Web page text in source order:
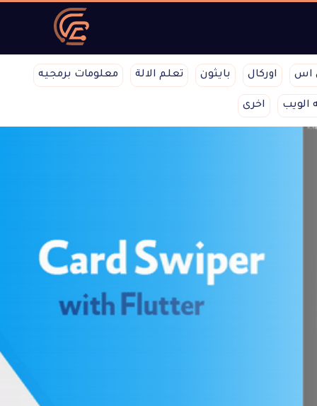
اس اوركال بايثون تعلم الالة معلومات برمجيه
الويب اخرى